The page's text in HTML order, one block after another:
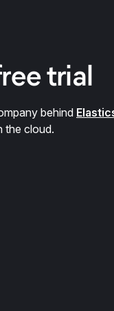
trial
behind
the cloud.